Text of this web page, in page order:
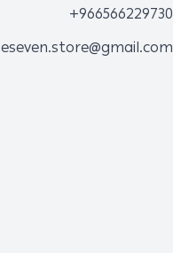
+966566229730
eseven.store@gmail.com